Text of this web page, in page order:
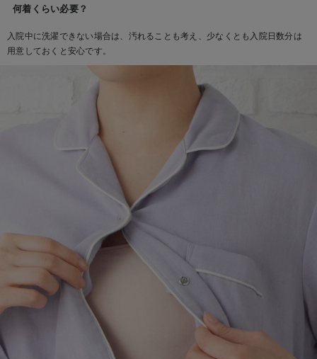
ファルスカ
デロンギ
入院準備の持ち物チェック
何着くらい必要？
入院中に洗濯できない場合は、汚れることも考え、少なくとも入院日数分は
用意しておくと安心です。